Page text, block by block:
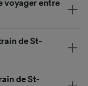
voyager entre
de St-
de St-